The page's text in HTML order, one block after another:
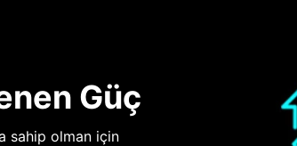
Güç
sahip olman için